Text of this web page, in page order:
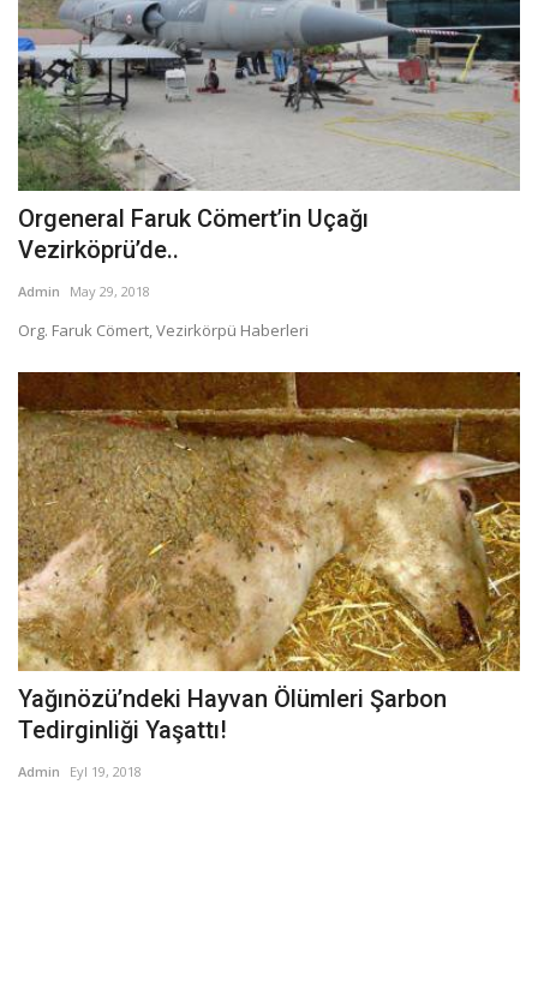
Orgeneral Faruk Cömert’in Uçağı
Vezirköprü’de..
Admin May 29, 2018
Org. Faruk Cömert, Vezirkörpü Haberleri
Yağınözü’ndeki Hayvan Ölümleri Şarbon
Tedirginliği Yaşattı!
Admin Eyl 19, 2018